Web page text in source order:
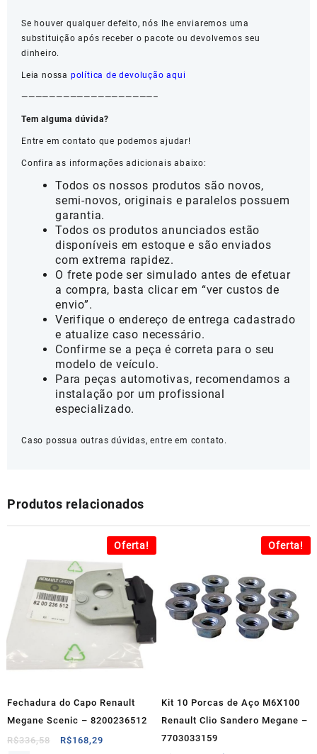
Se houver qualquer defeito, nós lhe enviaremos uma
substituição após receber o pacote ou devolvemos seu
dinheiro.
Leia nossa política de devolução aqui
———————————————————–
Tem alguma dúvida?
Entre em contato que podemos ajudar!
Confira as informações adicionais abaixo:
Todos os nossos produtos são novos,
semi-novos, originais e paralelos possuem
garantia.
Todos os produtos anunciados estão
disponíveis em estoque e são enviados
com extrema rapidez.
O frete pode ser simulado antes de efetuar
a compra, basta clicar em “ver custos de
envio”.
Verifique o endereço de entrega cadastrado
e atualize caso necessário.
Confirme se a peça é correta para o seu
modelo de veículo.
Para peças automotivas, recomendamos a
instalação por um profissional
especializado.
Caso possua outras dúvidas, entre em contato.
Produtos relacionados
Oferta!
Fechadura do Capo Renault
Megane Scenic – 8200236512
R$336,58
O
R$168,29
Oferta!
Kit 10 Porcas de Aço M6X100
Renault Clio Sandero Megane –
7703033159